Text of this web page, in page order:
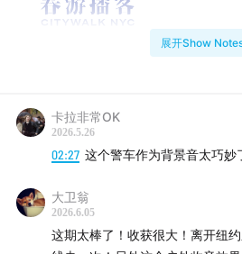
展开Show
卡拉非常OK
2026.5.26
02:27 这个警车作为背景音太巧
大卫翁
2026.6.05
这期太棒了！收获很大！离开纽